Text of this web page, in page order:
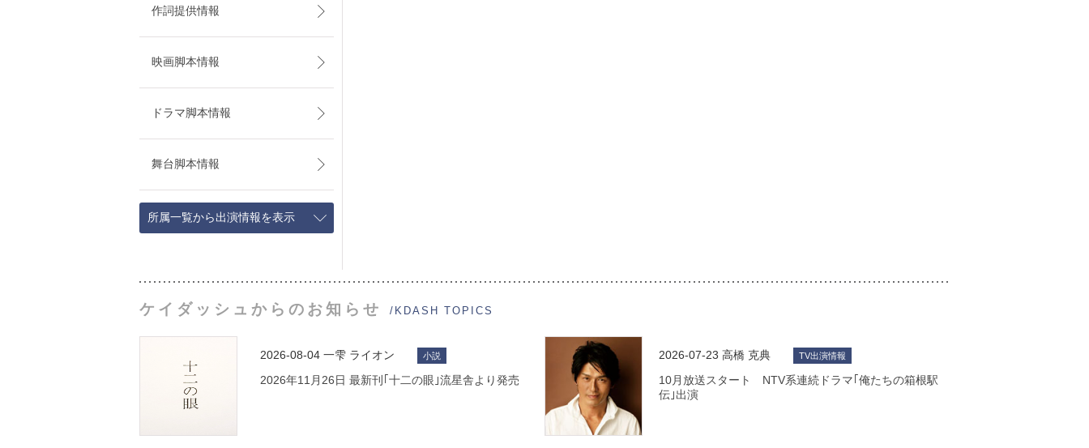
作詞提供情報
映画脚本情報
ドラマ脚本情報
舞台脚本情報
所属一覧から出演情報を表示
ケイダッシュからのお知らせ /KDASH TOPICS
2026-08-04 一雫 ライオン 小説
2026年11月26日 最新刊｢十二の眼｣流星舎より発売
2026-07-23 高橋 克典 TV出演情報
10月放送スタート NTV系連続ドラマ｢俺たちの箱根駅
伝｣出演